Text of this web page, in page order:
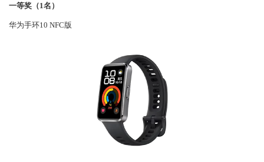
一等奖（1名）
华为手环10 NFC版